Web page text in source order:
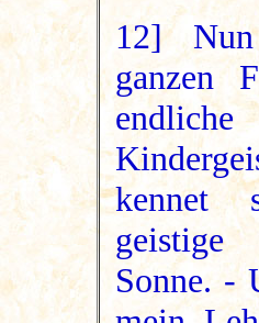
12]
ganzen
kennet
Sonne. -